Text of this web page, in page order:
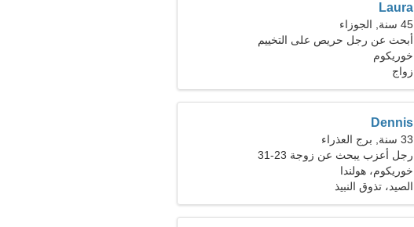
Laura
45 سنة, الجوزاء
أبحث عن رجل حريص على التخييم
خوريكوم
زواج
Dennis
33 سنة, برج العذراء
رجل أعزب يبحث عن زوجة 23-31
خوريكوم، هولندا
الصيد، تذوق النبيذ